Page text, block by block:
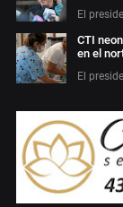
El
CTI
en el
El